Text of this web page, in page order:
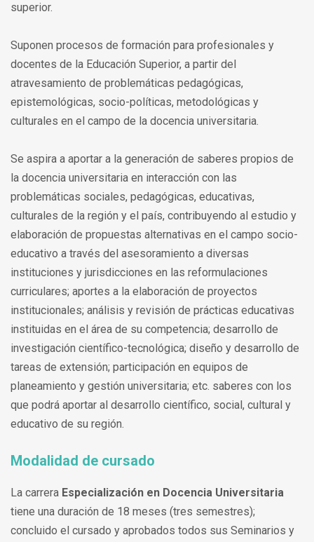
superior.
Suponen procesos de formación para profesionales y
docentes de la Educación Superior, a partir del
atravesamiento de problemáticas pedagógicas,
epistemológicas, socio-políticas, metodológicas y
culturales en el campo de la docencia universitaria.
Se aspira a aportar a la generación de saberes propios de
la docencia universitaria en interacción con las
problemáticas sociales, pedagógicas, educativas,
culturales de la región y el país, contribuyendo al estudio y
elaboración de propuestas alternativas en el campo socio-
educativo a través del asesoramiento a diversas
instituciones y jurisdicciones en las reformulaciones
curriculares; aportes a la elaboración de proyectos
institucionales; análisis y revisión de prácticas educativas
instituidas en el área de su competencia; desarrollo de
investigación científico-tecnológica; diseño y desarrollo de
tareas de extensión; participación en equipos de
planeamiento y gestión universitaria; etc. saberes con los
que podrá aportar al desarrollo científico, social, cultural y
educativo de su región.
Modalidad de cursado
La carrera Especialización en Docencia Universitaria
tiene una duración de 18 meses (tres semestres);
concluido el cursado y aprobados todos sus Seminarios y